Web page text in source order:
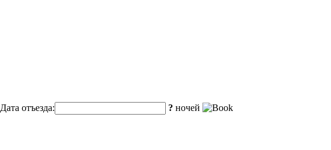
Дата отъезда: ? ночей